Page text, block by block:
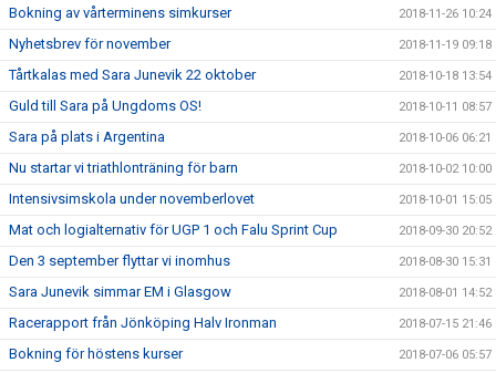
Bokning av vårterminens simkurser 2018-11-26 10:24
Nyhetsbrev för november 2018-11-19 09:18
Tårtkalas med Sara Junevik 22 oktober 2018-10-18 13:54
Guld till Sara på Ungdoms OS! 2018-10-11 08:57
Sara på plats i Argentina 2018-10-06 06:21
Nu startar vi triathlonträning för barn 2018-10-02 10:00
Intensivsimskola under novemberlovet 2018-10-01 15:05
Mat och logialternativ för UGP 1 och Falu Sprint Cup 2018-09-30 20:52
Den 3 september flyttar vi inomhus 2018-08-30 15:31
Sara Junevik simmar EM i Glasgow 2018-08-01 14:52
Racerapport från Jönköping Halv Ironman 2018-07-15 21:46
Bokning för höstens kurser 2018-07-06 05:57